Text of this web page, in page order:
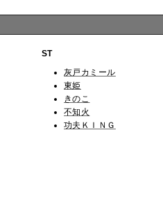
ST
灰戸カミール
東姫
きのこ
不知火
功夫ＫＩＮＧ